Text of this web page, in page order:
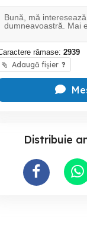
rămase: 2939
Adaugă fișier ?
Distribuie